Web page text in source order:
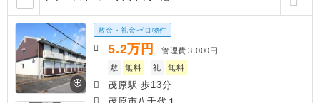
敷金・礼金ゼロ物件
5.2万円 管理費 3,000円
敷
無料 礼 無料
茂原駅 歩13分